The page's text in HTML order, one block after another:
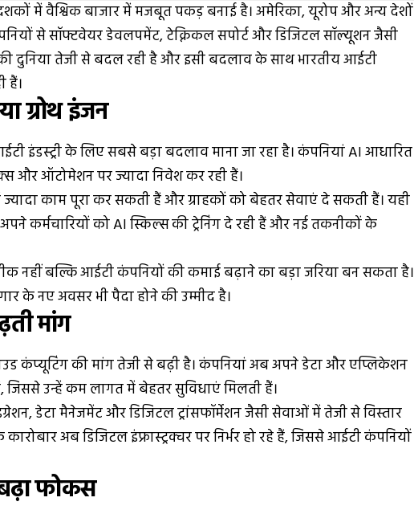
में वैश्विक बाजार में मजबूत पकड़ बनाई है। अमेरिका, यूरोप और अन्य देशों
से सॉफ्टवेयर डेवलपमेंट, टेक्निकल सपोर्ट और डिजिटल सॉल्यूशन जैसी
दुनिया तेजी से बदल रही है और इसी बदलाव के साथ भारतीय आईटी
हैं।
ग्रोथ इंजन
इंडस्ट्री के लिए सबसे बड़ा बदलाव माना जा रहा है। कंपनियां AI आधारित
और ऑटोमेशन पर ज्यादा निवेश कर रही हैं।
काम पूरा कर सकती हैं और ग्राहकों को बेहतर सेवाएं दे सकती हैं। यही
कर्मचारियों को AI स्किल्स की ट्रेनिंग दे रही हैं और नई तकनीकों के
नहीं बल्कि आईटी कंपनियों की कमाई बढ़ाने का बड़ा जरिया बन सकता है।
के नए अवसर भी पैदा होने की उम्मीद है।
मांग
कंप्यूटिंग की मांग तेजी से बढ़ी है। कंपनियां अब अपने डेटा और एप्लिकेशन
जिससे उन्हें कम लागत में बेहतर सुविधाएं मिलती हैं।
डेटा मैनेजमेंट और डिजिटल ट्रांसफॉर्मेशन जैसी सेवाओं में तेजी से विस्तार
अब डिजिटल इंफ्रास्ट्रक्चर पर निर्भर हो रहे हैं, जिससे आईटी कंपनियों
फोकस